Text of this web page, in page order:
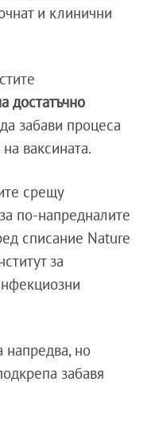
и клинични
достатъчно
забави процеса
ваксината.
срещу
по-напредналите
списание Nature
за
напредва, но
забавя